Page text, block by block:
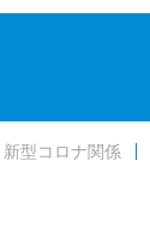
型コロナ関係